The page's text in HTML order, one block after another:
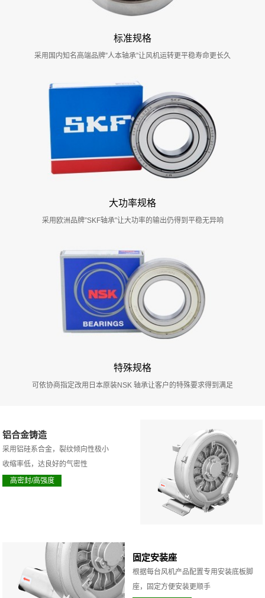
标准规格
采用国内知名高端品牌”人本轴承”让风机运转更平稳寿命更长久
大功率规格
采用欧洲品牌”SKF轴承”让大功率的输出仍得到平稳无异响
特殊规格
可依协商指定改用日本原装NSK 轴承让客户的特殊要求得到满足
铝合金铸造
采用铝硅系合金，裂纹倾向性极小
收缩率低，达良好的气密性
高密封/高强度
固定安装座
根据每台风机产品配置专用安装底板脚
座，固定方便安装更顺手